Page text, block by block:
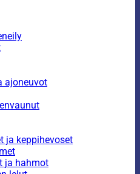
ajoneuvot
ja keppihevoset
ja hahmot